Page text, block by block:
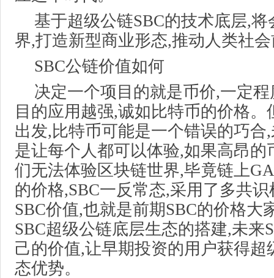
基于超级公链SBC的技术底层,
界,打造新型商业形态,推动人类社
SBC公链价值如何
决定一个项目的就是币价,一定
目的应用越强,诚如比特币的价格。
出发,比特币可能是一个错误的巧合
是让每个人都可以体验,如果高昂的
们无法体验区块链世界,毕竟链上
的价格,SBC一反常态,采用了多共
SBC价值,也就是前期SBC的价格大
SBC超级公链底层生态的搭建,未来
己的价值,让早期投资的用户获得超
态优势。